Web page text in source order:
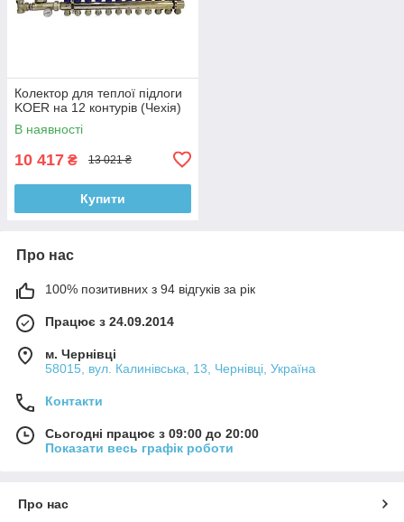
Колектор для теплої підлоги
KOER на 12 контурів (Чехія)
В наявності
10 417 ₴ 13 021 ₴
Купити
Про нас
100% позитивних з 94 відгуків за рік
Працює з 24.09.2014
м. Чернівці
58015, вул. Калинівська, 13, Чернівці, Україна
Контакти
Сьогодні працює з 09:00 до 20:00
Показати весь графік роботи
Про нас